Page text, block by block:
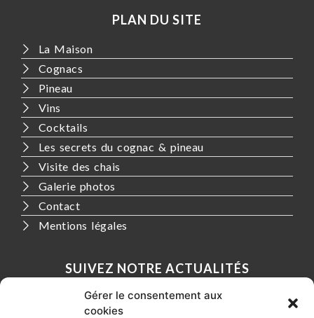
Gérer le consentement aux
cookies
PLAN DU SITE
La Maison
Cognacs
Pineau
Vins
Cocktails
Les secrets du cognac & pineau
Visite des chais
Galerie photos
Contact
Mentions légales
SUIVEZ NOTRE ACTUALITÉS